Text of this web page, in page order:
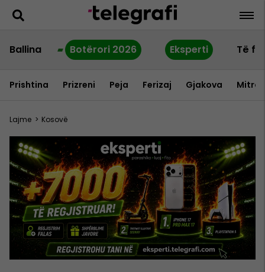
Ballina Botërori 2026 Eksperti Të
Prishtina Prizreni Peja Ferizaj Gjakova
Lajme > Kosovë